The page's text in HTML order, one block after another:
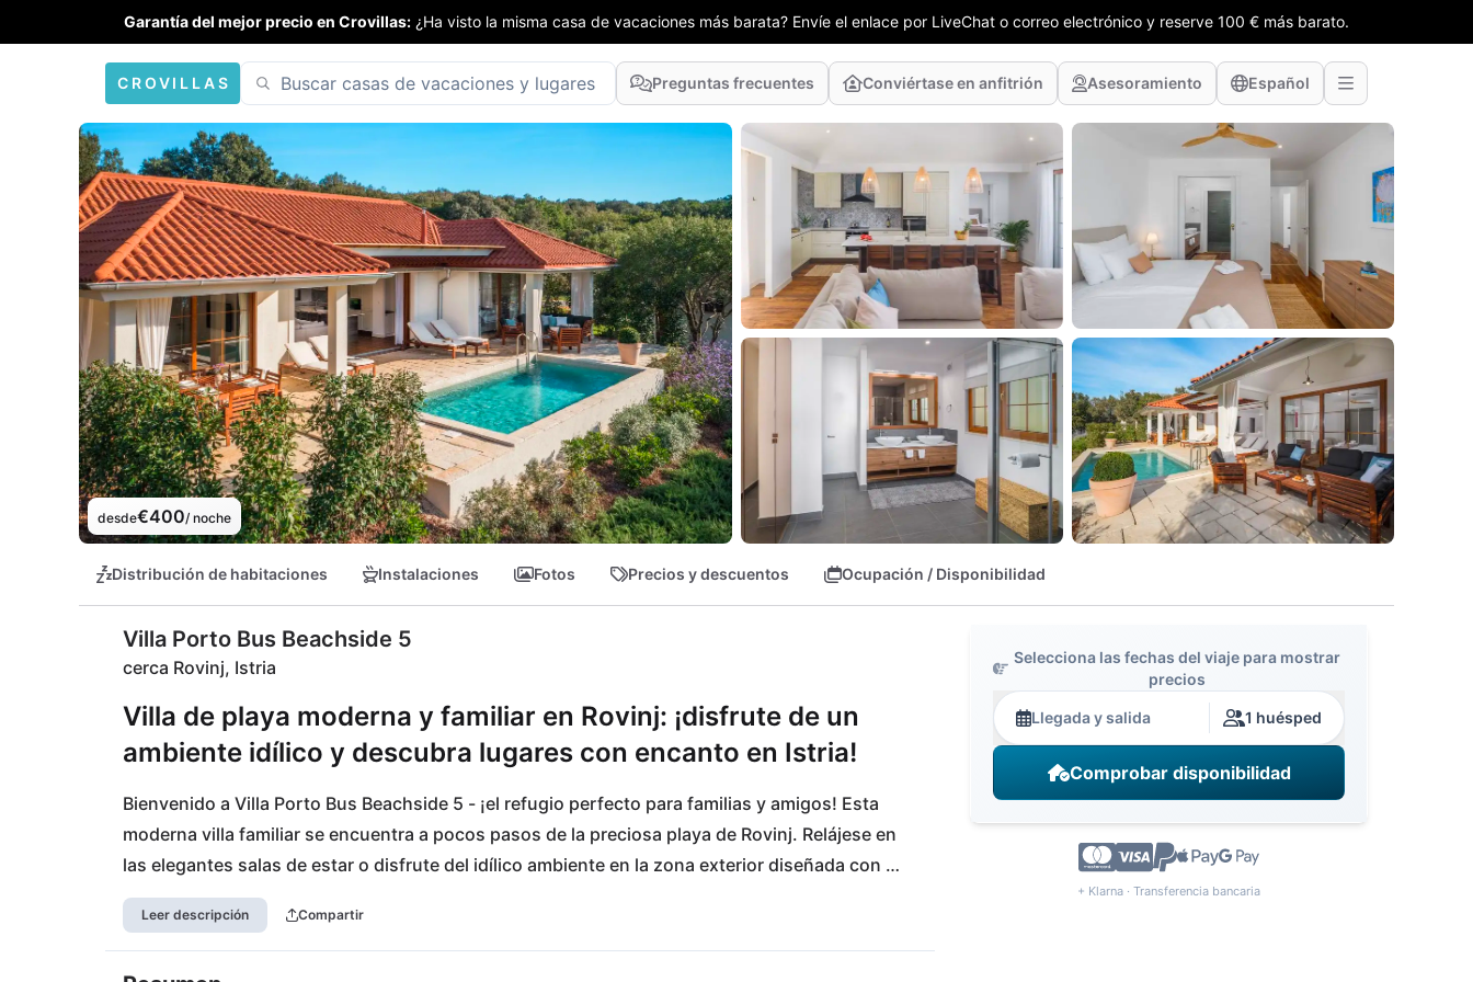
Garantía del mejor precio en Crovillas: ¿Ha visto la misma casa de vacaciones más barata? Envíe el enlace por LiveChat o correo electrónico y reserve 100 € más barato.
CROVILLAS Preguntas frecuentes Conviértase en anfitrión Asesoramiento Español
desde€400/ noche
Distribución de habitaciones Instalaciones Fotos Precios y descuentos Ocupación / Disponibilidad
Villa Porto Bus Beachside 5
cerca Rovinj, Istria
Villa de playa moderna y familiar en Rovinj: ¡disfrute de un
ambiente idílico y descubra lugares con encanto en Istria!
Bienvenido a Villa Porto Bus Beachside 5 - ¡el refugio perfecto para familias y amigos! Esta
moderna villa familiar se encuentra a pocos pasos de la preciosa playa de Rovinj. Relájese en
las elegantes salas de estar o disfrute del idílico ambiente en la zona exterior diseñada con
esmero.
En las inmediaciones encontrará un acogedor restaurante para darse un festín y la pintoresca
Leer descripción Compartir
Selecciona las fechas del viaje para mostrar
precios
Llegada y salida 1 huésped
Comprobar disponibilidad
+ Klarna · Transferencia bancaria